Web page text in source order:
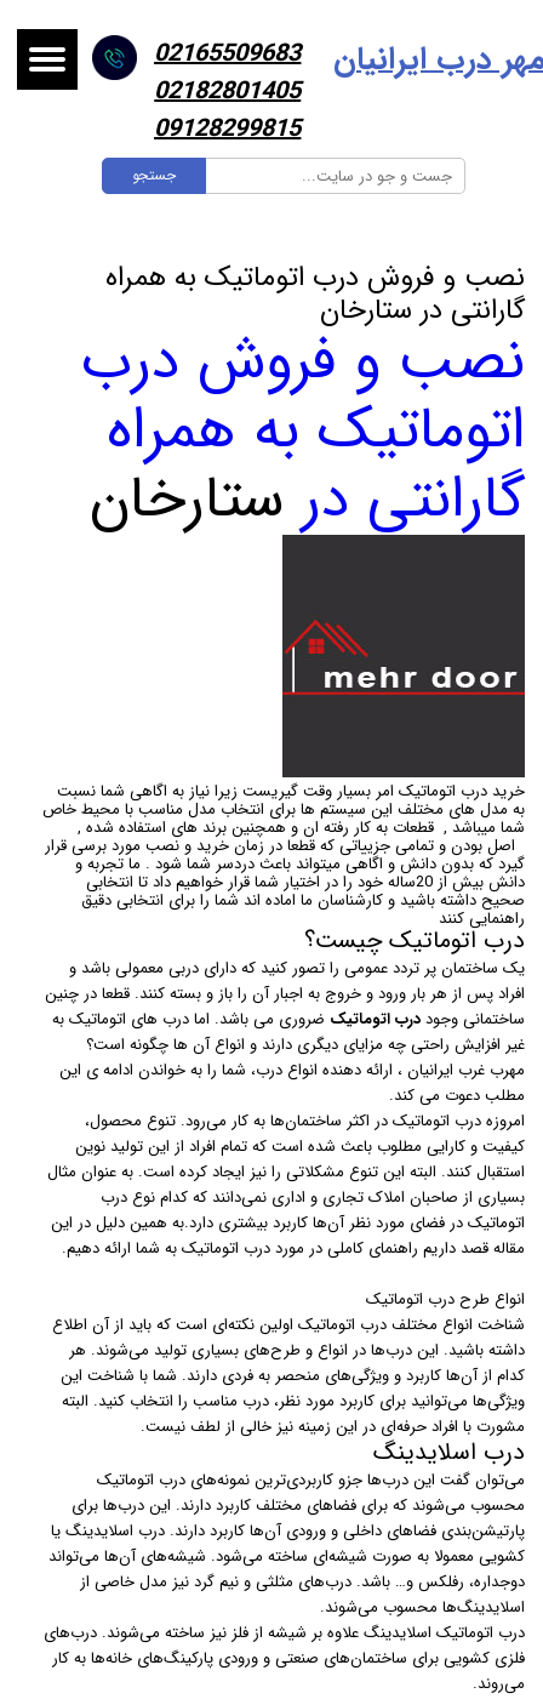
جستجو
درب ایرانیان
02165509683
02182801405
09128299815
نصب و فروش درب اتوماتیک به همراه
گارانتی در ستارخان
نصب و فروش درب
اتوماتیک به همراه
گارانتی در ستارخان
خرید درب اتوماتیک امر بسیار وقت گیریست زیرا نیاز به اگاهی شما نسبت
به مدل های مختلف این سیستم ها برای انتخاب مدل مناسب با محیط خاص
شما میباشد , قطعات به کار رفته ان و همچنین برند های استفاده شده ,
اصل بودن و تمامی جزییاتی که قطعا در زمان خرید و نصب مورد برسی قرار
گیرد که بدون دانش و اگاهی میتواند باعث دردسر شما شود . ما تجربه و
دانش بیش از 20ساله خود را در اختیار شما قرار خواهیم داد تا انتخابی
صحیح داشته باشید و کارشناسان ما اماده اند شما را برای انتخابی دقیق
راهنمایی کنند
درب اتوماتیک چیست؟
یک ساختمان پر تردد عمومی را تصور کنید که دارای دربی معمولی باشد و
افراد پس از هر بار ورود و خروج به اجبار آن را باز و بسته کنند. قطعا در چنین
ساختمانی وجوددرب اتوماتیک ضروری می باشد. اما درب های اتوماتیک به
غیر افزایش راحتی چه مزایای دیگری دارند و انواع آن ها چگونه است؟
مهرب غرب ایرانیان ، ارائه دهنده انواع درب، شما را به خواندن ادامه ی این
مطلب دعوت می کند.
امروزه درب اتوماتیک در اکثر ساختمان‌ها به کار می‌رود. تنوع محصول،
کیفیت و کارایی مطلوب باعث شده است که تمام افراد از این تولید نوین
استقبال کنند. البته این تنوع مشکلاتی را نیز ایجاد کرده است. به عنوان مثال
بسیاری از صاحبان املاک تجاری و اداری نمی‌دانند که کدام نوع درب
اتوماتیک در فضای مورد نظر آن‌ها کاربرد بیشتری دارد.به همین دلیل در این
مقاله قصد داریم راهنمای کاملی در مورد درب اتوماتیک به شما ارائه دهیم.
انواع طرح درب اتوماتیک
شناخت انواع مختلف درب اتوماتیک اولین نکته‌ای است که باید از آن اطلاع
داشته باشید. این درب‌ها در انواع و طرح‌های بسیاری تولید می‌شوند. هر
کدام از آن‌ها کاربرد و ویژگی‌های منحصر به فردی دارند. شما با شناخت این
ویژگی‌ها می‌توانید برای کاربرد مورد نظر، درب مناسب را انتخاب کنید. البته
مشورت با افراد حرفه‌ای در این زمینه نیز خالی از لطف نیست.
درب اسلایدینگ
می‌توان گفت این درب‌ها جزو کاربردی‌ترین نمونه‌های درب اتوماتیک
محسوب می‌شوند که برای فضاهای مختلف کاربرد دارند. این درب‌ها برای
پارتیشن‌بندی فضاهای داخلی و ورودی آن‌ها کاربرد دارند. درب‌ اسلایدینگ یا
کشویی معمولا به صورت شیشه‌ای ساخته می‌شود. شیشه‌های آن‌ها می‌تواند
دوجداره، رفلکس و… باشد. درب‌های مثلثی و نیم گرد نیز مدل خاصی از
اسلایدینگ‌ها محسوب می‌شوند.
درب‌ اتوماتیک اسلایدینگ علاوه بر شیشه از فلز نیز ساخته می‌شوند. درب‌های
فلزی کشویی برای ساختمان‌های صنعتی و ورودی پارکینگ‌های خانه‌ها به کار
می‌روند.